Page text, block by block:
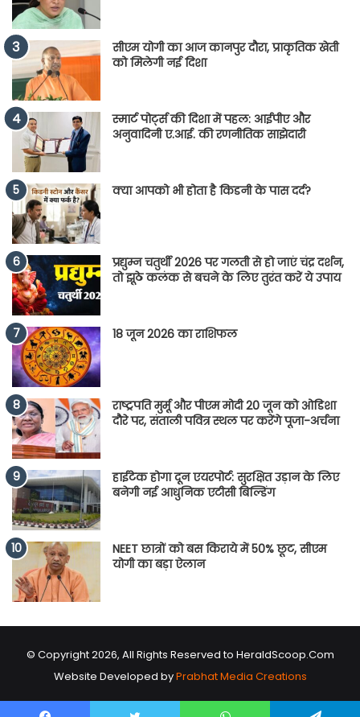
सीएम योगी का आज कानपुर दौरा, प्राकृतिक खेती
को मिलेगी नई दिशा
स्मार्ट पोर्ट्स की दिशा में पहल: आईपीए और
अनुवादिनी ए.आई. की रणनीतिक साझेदारी
क्या आपको भी होता है किडनी के पास दर्द?
प्रद्युम्न चतुर्थी 2026 पर गलती से हो जाएं चंद्र दर्शन,
तो झूठे कलंक से बचने के लिए तुरंत करें ये उपाय
18 जून 2026 का राशिफल
राष्ट्रपति मुर्मू और पीएम मोदी 20 जून को ओडिशा
दौरे पर, संताली पवित्र स्थल पर करेंगे पूजा-अर्चना
हाईटेक होगा दून एयरपोर्ट: सुरक्षित उड़ान के लिए
बनेगी नई आधुनिक एटीसी बिल्डिंग
NEET छात्रों को बस किराये में 50% छूट, सीएम
योगी का बड़ा ऐलान
© Copyright 2026, All Rights Reserved to HeraldScoop.Com
Website Developed byPrabhat Media Creations